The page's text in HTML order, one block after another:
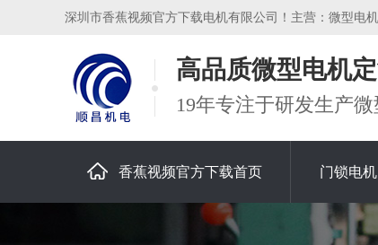
深圳市香蕉视频官方下载电机有限公司！主营：微型电机
高品质微型电机
19年专注于研发生产
香蕉视频官方下载首页 门锁电机
关于香蕉视频官方下载